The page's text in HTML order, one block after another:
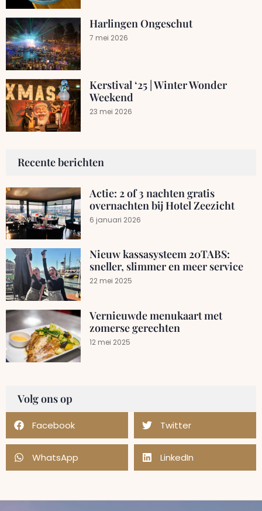
Harlingen Ongeschut
7 mei 2026
Kerstival ‘25 | Winter Wonder
Weekend
23 mei 2026
Recente berichten
Actie: 2 of 3 nachten gratis
overnachten bij Hotel Zeezicht
6 januari 2026
Nieuw kassasysteem 20TABS:
sneller, slimmer en meer service
22 mei 2025
Vernieuwde menukaart met
zomerse gerechten
12 mei 2025
Volg ons op
Facebook Twitter
WhatsApp LinkedIn